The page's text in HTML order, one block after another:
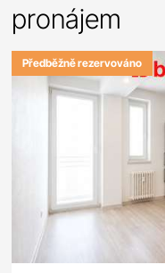
pronájem
Předběžně rezervováno